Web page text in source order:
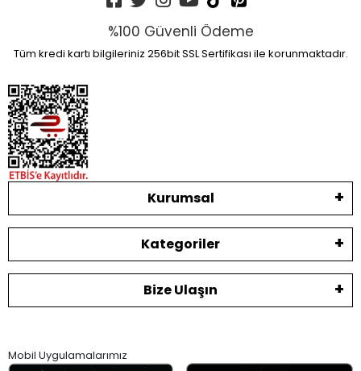
%100 Güvenli Ödeme
Tüm kredi kartı bilgileriniz 256bit SSL Sertifikası ile korunmaktadır.
Kurumsal
Kategoriler
Bize Ulaşın
Mobil Uygulamalarımız